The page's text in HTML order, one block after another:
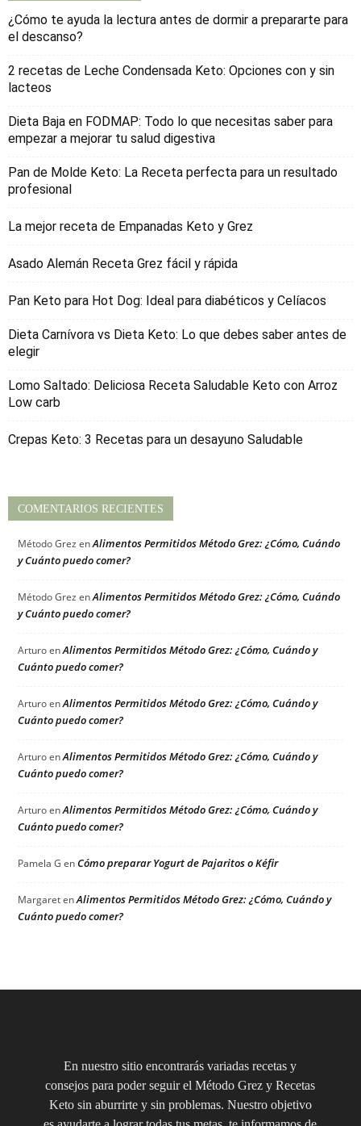
¿Cómo te ayuda la lectura antes de dormir a prepararte para
el descanso?
2 recetas de Leche Condensada Keto: Opciones con y sin
lacteos
Dieta Baja en FODMAP: Todo lo que necesitas saber para
empezar a mejorar tu salud digestiva
Pan de Molde Keto: La Receta perfecta para un resultado
profesional
La mejor receta de Empanadas Keto y Grez
Asado Alemán Receta Grez fácil y rápida
Pan Keto para Hot Dog: Ideal para diabéticos y Celíacos
Dieta Carnívora vs Dieta Keto: Lo que debes saber antes de
elegir
Lomo Saltado: Deliciosa Receta Saludable Keto con Arroz
Low carb
Crepas Keto: 3 Recetas para un desayuno Saludable
COMENTARIOS RECIENTES
Método Grez enAlimentos Permitidos Método Grez: ¿Cómo, Cuándo
y Cuánto puedo comer?
Método Grez enAlimentos Permitidos Método Grez: ¿Cómo, Cuándo
y Cuánto puedo comer?
ArturoenAlimentos Permitidos Método Grez: ¿Cómo, Cuándo y
Cuánto puedo comer?
ArturoenAlimentos Permitidos Método Grez: ¿Cómo, Cuándo y
Cuánto puedo comer?
ArturoenAlimentos Permitidos Método Grez: ¿Cómo, Cuándo y
Cuánto puedo comer?
ArturoenAlimentos Permitidos Método Grez: ¿Cómo, Cuándo y
Cuánto puedo comer?
Pamela G enCómo preparar Yogurt de Pajaritos o Kéfir
MargaretenAlimentos Permitidos Método Grez: ¿Cómo, Cuándo y
Cuánto puedo comer?
En nuestro sitio encontrarás variadas recetas y
consejos para poder seguir el Método Grez y Recetas
Keto sin aburrirte y sin problemas. Nuestro objetivo